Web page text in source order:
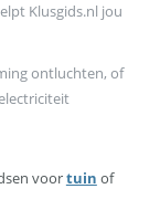
Klusgids.nl jou
ontluchten, of
voortuin of